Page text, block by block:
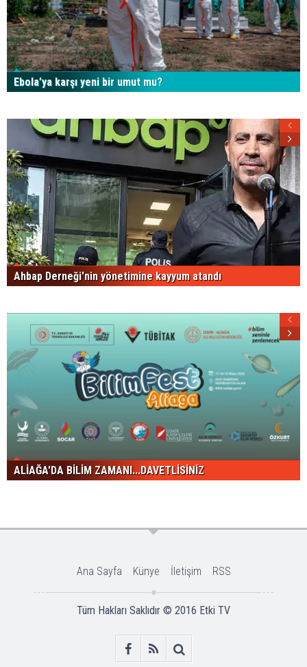
Ebola’ya karşı yeni bir umut mu?
Ahbap Derneği'nin yönetimine kayyum atandı
ALİAĞA'DA BİLİM ZAMANI...DAVETLİSİNİZ
Ana Sayfa Künye İletişim RSS
Tüm Hakları Saklıdır © 2016 Etki TV